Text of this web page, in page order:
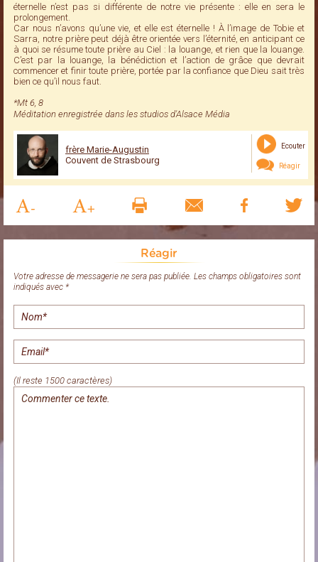
éternelle n’est pas si différente de notre vie présente : elle en sera le
prolongement.
Car nous n’avons qu’une vie, et elle est éternelle ! À l’image de Tobie et
Sarra, notre prière peut déjà être orientée vers l’éternité, en anticipant ce
à quoi se résume toute prière au Ciel : la louange, et rien que la louange.
C’est par la louange, la bénédiction et l’action de grâce que devrait
commencer et finir toute prière, portée par la confiance que Dieu sait très
bien ce qu’il nous faut.
*Mt 6, 8
Méditation enregistrée dans les studios d'Alsace Média
frère Marie-Augustin
Couvent de Strasbourg
Ecouter
Réagir
Réagir
Votre adresse de messagerie ne sera pas publiée. Les champs obligatoires sont
indiqués avec *
(Il reste 1500 caractères)